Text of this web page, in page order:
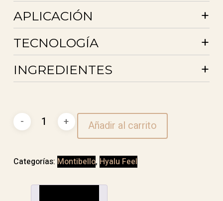
APLICACIÓN +
TECNOLOGÍA +
INGREDIENTES +
Daily
cantidad
Añadir al carrito
Categorías: Montibello, Hyalu Feel